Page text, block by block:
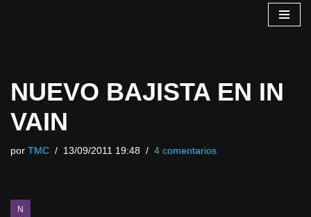
NUEVO BAJISTA EN IN
VAIN
por TMC 13/09/2011 19:48 4 comentarios
N